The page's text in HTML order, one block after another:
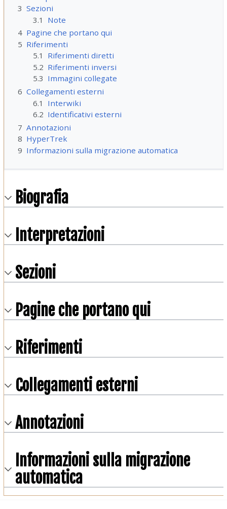
3 Sezioni
3.1
Note
4 Pagine che portano qui
5 Riferimenti
5.1
Riferimenti diretti
5.2 Riferimenti inversi
5.3 Immagini collegate
6 Collegamenti esterni
6.1
Interwiki
6.2 Identificativi esterni
7 Annotazioni
8 HyperTrek
9 Informazioni sulla migrazione automatica
Biografia
Interpretazioni
Sezioni
Pagine che portano qui
Riferimenti
Collegamenti esterni
Annotazioni
Informazioni sulla migrazione
automatica